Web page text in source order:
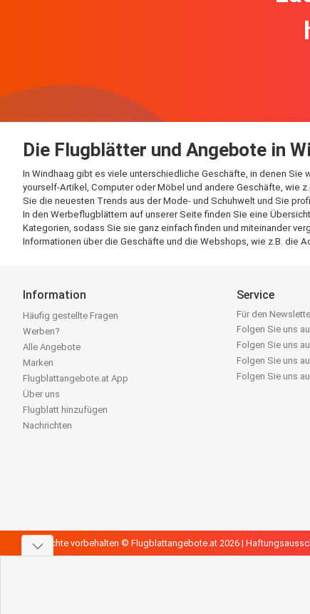
Die Flugblätter und Angebote in
In Windhaag gibt es viele unterschiedliche Geschäfte, in denen
yourself-Artikel, Computer oder Möbel und andere Geschäfte, wie
Sie die neuesten Trends aus der Mode- und Schuhwelt und Sie
In den Werbeflugblättern auf unserer Seite finden Sie eine
Kategorien, sodass Sie sie ganz einfach finden und miteinander
Informationen über die Geschäfte und die Webshops, wie z.B. die
Information
Häufig gestellte Fragen
Werben?
Alle Angebote
Marken
Flugblattangebote.at App
Über uns
Flugblatt hinzufügen
Nachrichten
Service
Für den
Folgen Sie uns
Folgen Sie uns
Folgen Sie uns
Folgen Sie uns
Alle Rechte vorbehalten © Flugblattangebote.at 2026 |